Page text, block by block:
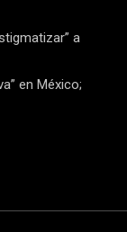
a
en México;